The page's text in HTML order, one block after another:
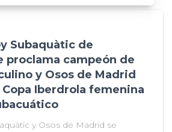
Subaquàtic de
proclama campeón de
y Osos de Madrid
Iberdrola femenina
y Osos de Madrid se